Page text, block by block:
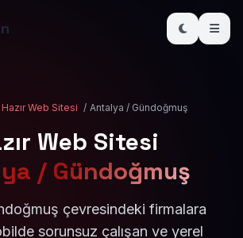
Hazır Web Sitesi / Antalya / Gündoğmuş
Web Sitesi
/ Gündoğmuş
çevresindeki firmalara
sorunsuz çalışan ve yerel